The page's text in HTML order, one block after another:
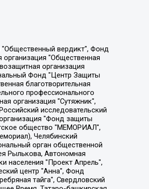
Алексеевна, Фейгин Марк Захарович, Филимонов Андрей Викторович, Дзугкоева Регина Николаевна, Доброхотов Роман Александрович, Дудь Юрий Александрович, Елкин Сергей Владимирович, Кругликов Кирилл Игоревич, Сабунаева Мария Леонидовна, Семенов Алексей Владимирович, Шаинян Карен Багратович, Шульман Екатерина Михайловна, Асафьев Артур Валерьевич, Вахштайн Виктор Семенович, Венедиктов Алексей Алексеевич, Лушникова Екатерина Евгеньевна, Волков Леонид Михайлович, Невзоров Александр Глебович, Пархоменко Сергей Борисович, Сироткин Ярослав Николаевич, Кара-Мурза Владимир Владимирович, Баранова Наталья Владимировна, Гозман Леонид Яковлевич, Кагарлицкий Борис Юльевич, Климарев Михаил Валерьевич, Милов Владимир Станиславович, Автономная некоммерческая организация Краснодарский центр современного искусства "Типография", Моргенштерн Алишер Тагирович, Соболь Любовь Эдуардовна, Общество с ограниченной ответственностью "ЛИЗА НОРМ", Каспаров Гарри Кимович, Ходорковский Михаил Борисович, Общество с ограниченной ответственностью "Апрельские тезисы", Данилович Ирина Брониславовна, Кашин Олег Владимирович, Петров Николай Владимирович, Пивоваров Алексей Владимирович, Соколов Михаил Владимирович, Цветкова Юлия Владимировна, Чичваркин Евгений Александрович, Комитет против пыток/Команда против пыток, Общество с ограниченной ответственностью "Первый научный", Общество с ограниченной ответственностью "Вертолет и ко", Белоцерковская Вероника Борисовна, Кац Максим Евгеньевич, Лазарева Татьяна Юрьевна, Шаведдинов Руслан Табризович, Яшин Илья Валерьевич, Общество с ограниченной ответственностью "Иноагент ААВ", Алешковский Дмитрий Петрович, Альбац Евгения Марковна, Быков Дмитрий Львович, Галямина Юлия Евгеньевна, Лойко Сергей Леонидович, Мартынов Кирилл Константинович, Медведев Сергей Александрович, Крашенинников Федор Геннадиевич, Гордеева Катерина Вл